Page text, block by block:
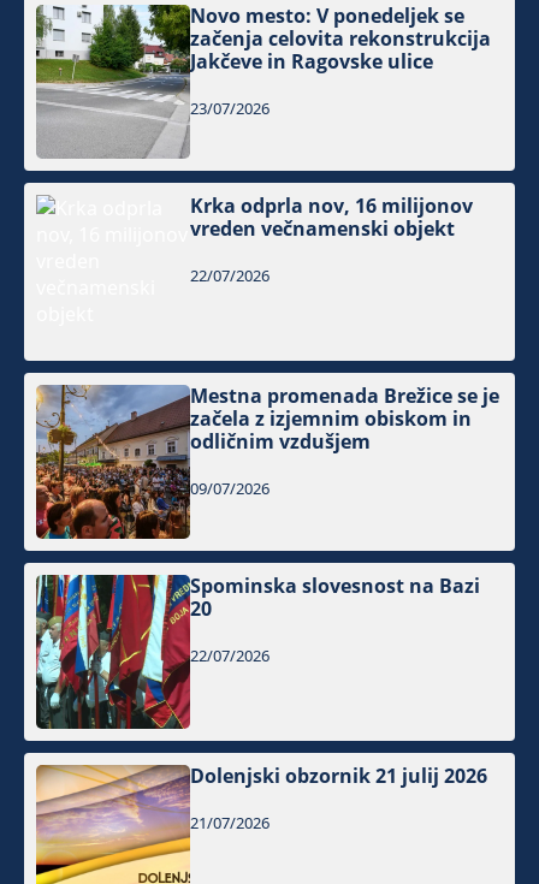
Novo mesto: V ponedeljek se
začenja celovita rekonstrukcija
Jakčeve in Ragovske ulice
23/07/2026
Krka odprla nov, 16 milijonov
vreden večnamenski objekt
22/07/2026
Mestna promenada Brežice se je
začela z izjemnim obiskom in
odličnim vzdušjem
09/07/2026
Spominska slovesnost na Bazi
20
22/07/2026
Dolenjski obzornik 21 julij 2026
21/07/2026